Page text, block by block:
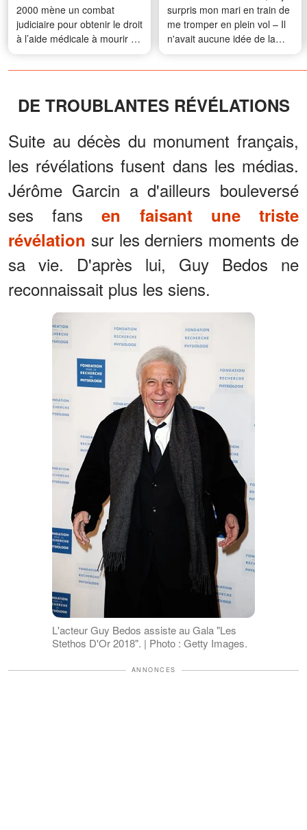
2000 mène un combat
judiciaire pour obtenir le droit
à l’aide médicale à mourir —
De qui s’agit-il ?
surpris mon mari en train de
me tromper en plein vol – Il
n'avait aucune idée de la
vengeance que j'avais
prévue
DE TROUBLANTES RÉVÉLATIONS
Suite au décès du monument français,
les révélations fusent dans les médias.
Jérôme Garcin a d'ailleurs bouleversé
ses fansen faisant une triste
révélation sur les derniers moments de
sa vie. D'après lui, Guy Bedos ne
reconnaissait plus les siens.
L'acteur Guy Bedos assiste au Gala "Les
Stethos D'Or 2018". | Photo : Getty Images.
ANNONCES